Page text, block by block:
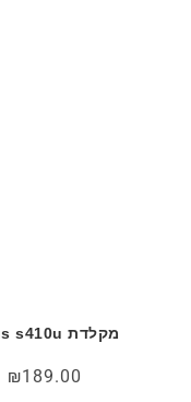
מקלדת Asus s410u
₪189.00